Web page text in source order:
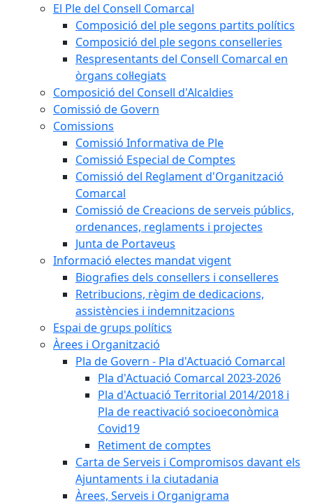
El Ple del Consell Comarcal
Composició del ple segons partits polítics
Composició del ple segons conselleries
Respresentants del Consell Comarcal en
òrgans col·legiats
Composició del Consell d'Alcaldies
Comissió de Govern
Comissions
Comissió Informativa de Ple
Comissió Especial de Comptes
Comissió del Reglament d'Organització
Comarcal
Comissió de Creacions de serveis públics,
ordenances, reglaments i projectes
Junta de Portaveus
Informació electes mandat vigent
Biografies dels consellers i conselleres
Retribucions, règim de dedicacions,
assistències i indemnitzacions
Espai de grups polítics
Àrees i Organització
Pla de Govern - Pla d'Actuació Comarcal
Pla d'Actuació Comarcal 2023-2026
Pla d'Actuació Territorial 2014/2018 i
Pla de reactivació socioeconòmica
Covid19
Retiment de comptes
Carta de Serveis i Compromisos davant els
Ajuntaments i la ciutadania
Àrees, Serveis i Organigrama